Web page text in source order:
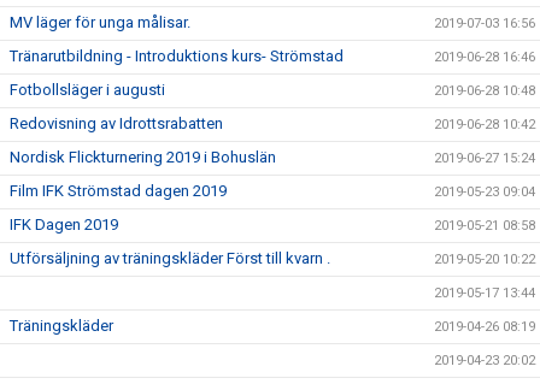
MV läger för unga målisar. 2019-07-03 16:56
Tränarutbildning - Introduktions kurs- Strömstad 2019-06-28 16:46
Fotbollsläger i augusti 2019-06-28 10:48
Redovisning av Idrottsrabatten 2019-06-28 10:42
Nordisk Flickturnering 2019 i Bohuslän 2019-06-27 15:24
Film IFK Strömstad dagen 2019 2019-05-23 09:04
IFK Dagen 2019 2019-05-21 08:58
Utförsäljning av träningskläder Först till kvarn . 2019-05-20 10:22
2019-05-17 13:44
Träningskläder 2019-04-26 08:19
2019-04-23 20:02